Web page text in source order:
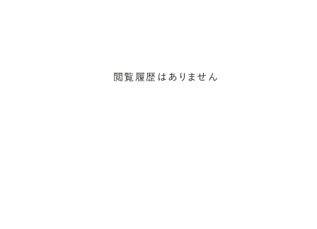
閲覧履歴はありません